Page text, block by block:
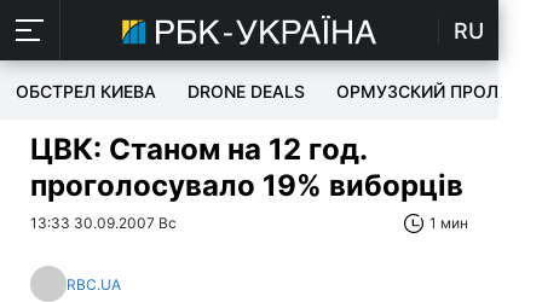
RU
ОБСТРЕЛ КИЕВА DRONE DEALS ОРМУЗСКИЙ ПРОЛИВ
ЦВК: Станом на 12 год.
проголосувало 19% виборців
13:33 30.09.2007 Вс 1 мин
RBC.UA